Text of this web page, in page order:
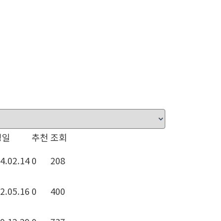
추천 조회
0 208
0 400